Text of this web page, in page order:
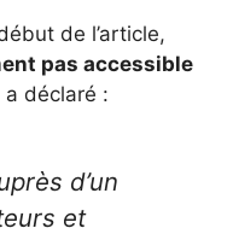
de l’article,
pas accessible
déclaré :
d’un
et